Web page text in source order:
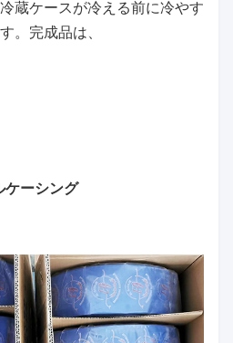
蔵ケースが冷える前に冷やす
。完成品は、
ケーシング